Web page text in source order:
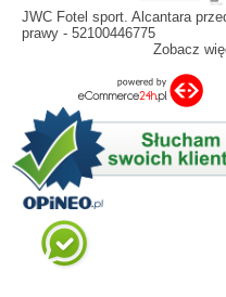
JWC Fotel sport. Alcantara
prawy - 52100446775
Zobacz